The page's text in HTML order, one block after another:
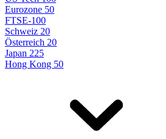
Eurozone 50
FTSE-100
Schweiz 20
Österreich 20
Japan 225
Hong Kong 50